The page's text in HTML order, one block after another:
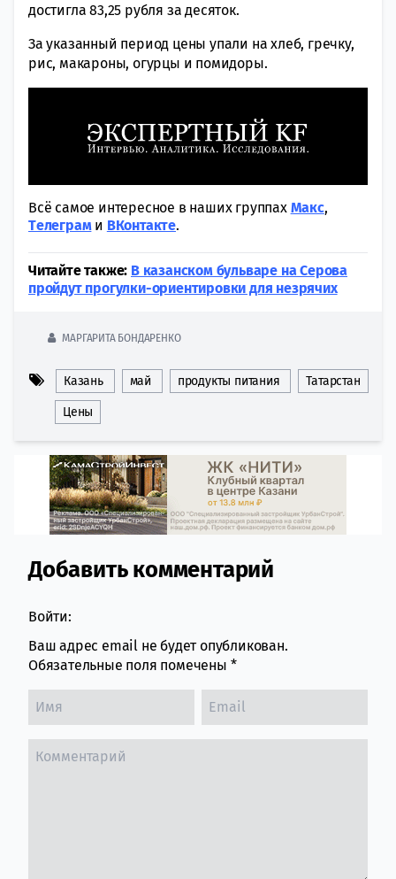
достигла 83,25 рубля за десяток.
За указанный период цены упали на хлеб, гречку,
рис, макароны, огурцы и помидоры.
Всё самое интересное в наших группах Макс,
Tелеграми ВКонтакте.
Читайте также: В казанском бульваре на Серова
пройдут прогулки-ориентировки для незрячих
МАРГАРИТА БОНДАРЕНКО
Казань май продукты питания Татарстан
Цены
Comment section
Добавить комментарий
Войти:
Ваш адрес email не будет опубликован.
Обязательные поля помечены *